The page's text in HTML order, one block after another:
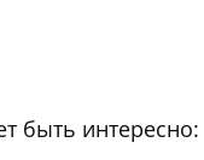
быть интересно: